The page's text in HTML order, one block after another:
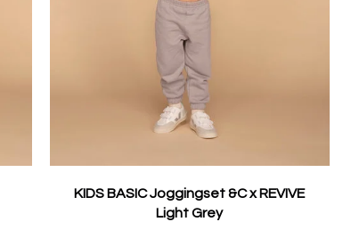
KIDS BASIC Joggingset &C x REVIVE
Light Grey